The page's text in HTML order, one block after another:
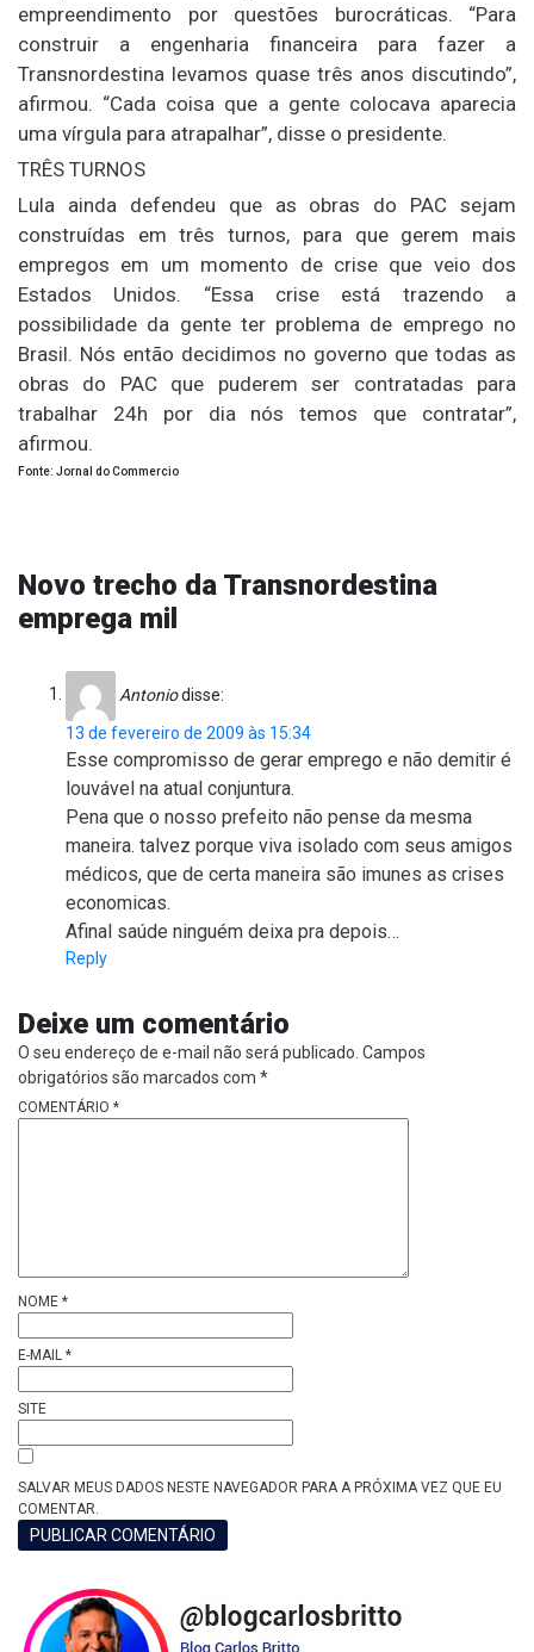
empreendimento por questões burocráticas. “Para
construir a engenharia financeira para fazer a
Transnordestina levamos quase três anos discutindo”,
afirmou. “Cada coisa que a gente colocava aparecia
uma vírgula para atrapalhar”, disse o presidente.
TRÊS TURNOS
Lula ainda defendeu que as obras do PAC sejam
construídas em três turnos, para que gerem mais
empregos em um momento de crise que veio dos
Estados Unidos. “Essa crise está trazendo a
possibilidade da gente ter problema de emprego no
Brasil. Nós então decidimos no governo que todas as
obras do PAC que puderem ser contratadas para
trabalhar 24h por dia nós temos que contratar”,
afirmou.
Fonte: Jornal do Commercio
Novo trecho da Transnordestina
emprega mil
Antoniodisse:
13 de fevereiro de 2009 às 15:34
Esse compromisso de gerar emprego e não demitir é
louvável na atual conjuntura.
Pena que o nosso prefeito não pense da mesma
maneira. talvez porque viva isolado com seus amigos
médicos, que de certa maneira são imunes as crises
economicas.
Afinal saúde ninguém deixa pra depois…
Reply
Deixe um comentário
O seu endereço de e-mail não será publicado. Campos
obrigatórios são marcados com *
COMENTÁRIO *
NOME *
E-MAIL *
SITE
SALVAR MEUS DADOS NESTE NAVEGADOR PARA A PRÓXIMA VEZ QUE EU
COMENTAR.